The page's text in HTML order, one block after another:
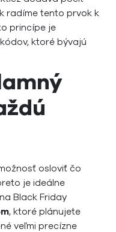
radíme tento prvok k
princípe je
ktoré bývajú
osloviť čo
je ideálne
Black Friday
, ktoré plánujete
veľmi precízne